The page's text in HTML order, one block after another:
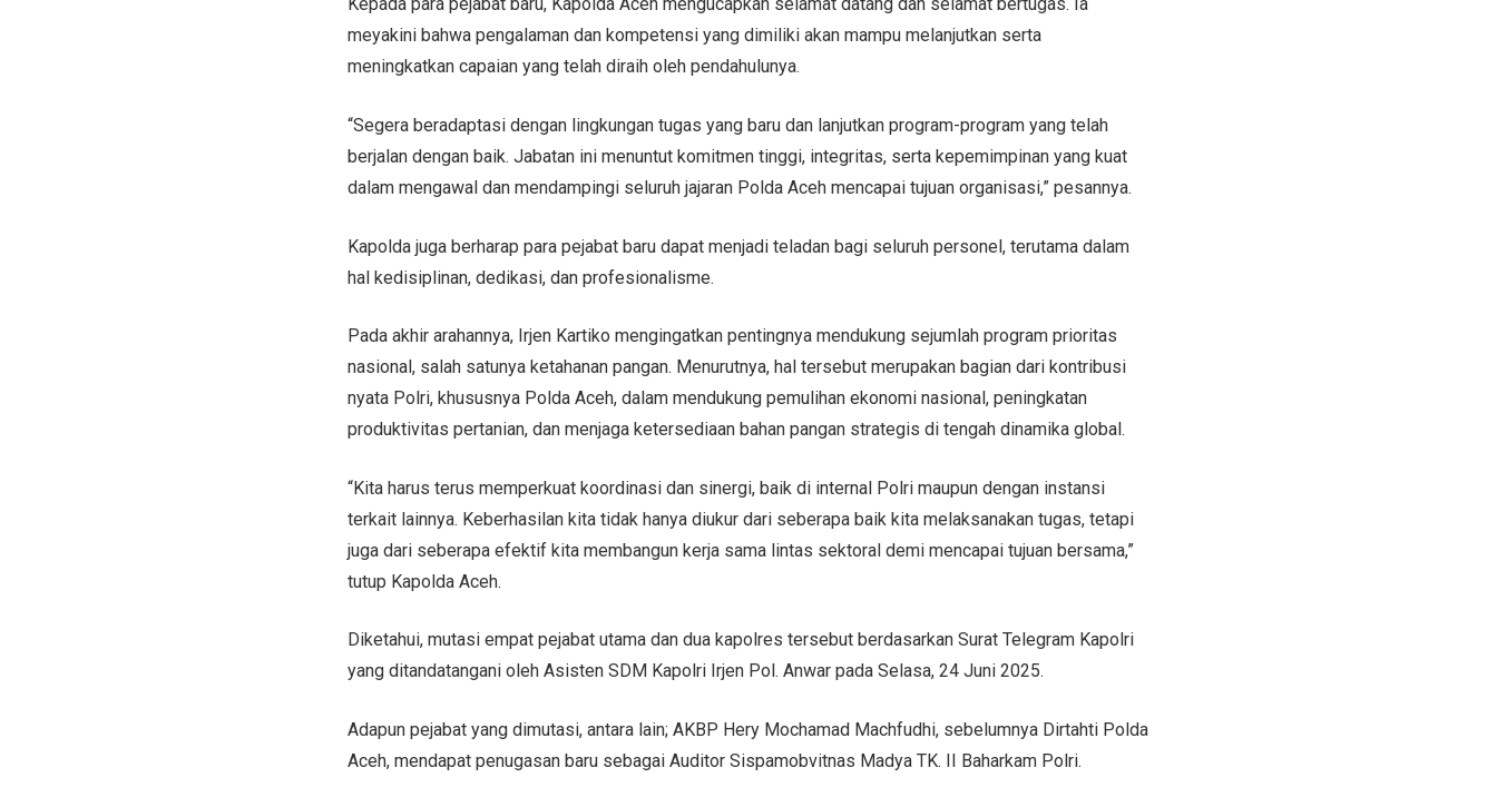
meyakini bahwa pengalaman dan kompetensi yang dimiliki akan mampu melanjutkan serta
meningkatkan capaian yang telah diraih oleh pendahulunya.
“Segera beradaptasi dengan lingkungan tugas yang baru dan lanjutkan program-program yang telah
berjalan dengan baik. Jabatan ini menuntut komitmen tinggi, integritas, serta kepemimpinan yang kuat
dalam mengawal dan mendampingi seluruh jajaran Polda Aceh mencapai tujuan organisasi,” pesannya.
Kapolda juga berharap para pejabat baru dapat menjadi teladan bagi seluruh personel, terutama dalam
hal kedisiplinan, dedikasi, dan profesionalisme.
Pada akhir arahannya, Irjen Kartiko mengingatkan pentingnya mendukung sejumlah program prioritas
nasional, salah satunya ketahanan pangan. Menurutnya, hal tersebut merupakan bagian dari kontribusi
nyata Polri, khususnya Polda Aceh, dalam mendukung pemulihan ekonomi nasional, peningkatan
produktivitas pertanian, dan menjaga ketersediaan bahan pangan strategis di tengah dinamika global.
“Kita harus terus memperkuat koordinasi dan sinergi, baik di internal Polri maupun dengan instansi
terkait lainnya. Keberhasilan kita tidak hanya diukur dari seberapa baik kita melaksanakan tugas, tetapi
juga dari seberapa efektif kita membangun kerja sama lintas sektoral demi mencapai tujuan bersama,”
tutup Kapolda Aceh.
Diketahui, mutasi empat pejabat utama dan dua kapolres tersebut berdasarkan Surat Telegram Kapolri
yang ditandatangani oleh Asisten SDM Kapolri Irjen Pol. Anwar pada Selasa, 24 Juni 2025.
Adapun pejabat yang dimutasi, antara lain; AKBP Hery Mochamad Machfudhi, sebelumnya Dirtahti Polda
Aceh, mendapat penugasan baru sebagai Auditor Sispamobvitnas Madya TK. II Baharkam Polri.